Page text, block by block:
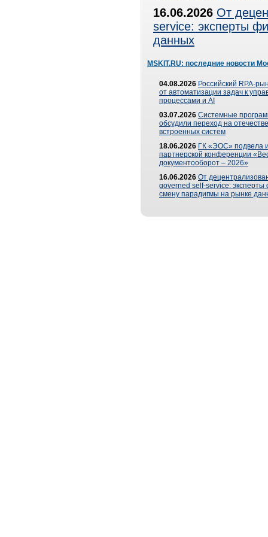
16.06.2026 От
service: эксперты
данных
MSKIT.RU: последние новости
04.08.2026 Российский RPA-
от автоматизации задач к
процессами и AI
03.07.2026 Системные
обсудили переход на
встроенных систем
18.06.2026 ГК «ЭОС» подвела
партнерской конференции
документооборот – 2026»
16.06.2026 От
governed self-service: эксперты
смену парадигмы на рынке